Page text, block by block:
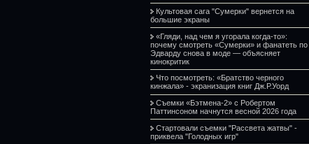
Культовая сага "Сумерки" вернется на
большие экраны
«Гляди, над чем я угорала когда-то»:
почему смотреть «Сумерки» и фанатеть по
Эдварду снова в моде — объясняет
кинокритик
Что посмотреть: «Братство черного
кинжала» - экранизация книг Дж.Р.Уорд
Съемки «Бэтмена-2» с Робертом
Паттинсоном начнутся весной 2026 года
Стартовали съемки "Рассвета жатвы" -
приквела "Голодных игр"